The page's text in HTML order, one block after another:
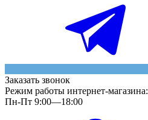
Заказать звонок
Режим работы интернет-магазина:
Пн-Пт 9:00—18:00